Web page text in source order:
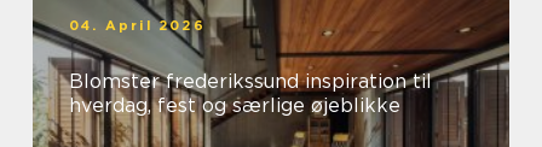
04. April 2026
Blomster frederikssund inspiration til
hverdag, fest og særlige øjeblikke